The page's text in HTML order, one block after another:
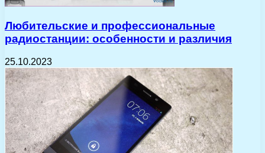
Любительские и профессиональные
радиостанции: особенности и различия
25.10.2023